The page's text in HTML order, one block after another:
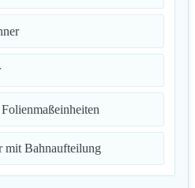
mit Bahnaufteilung